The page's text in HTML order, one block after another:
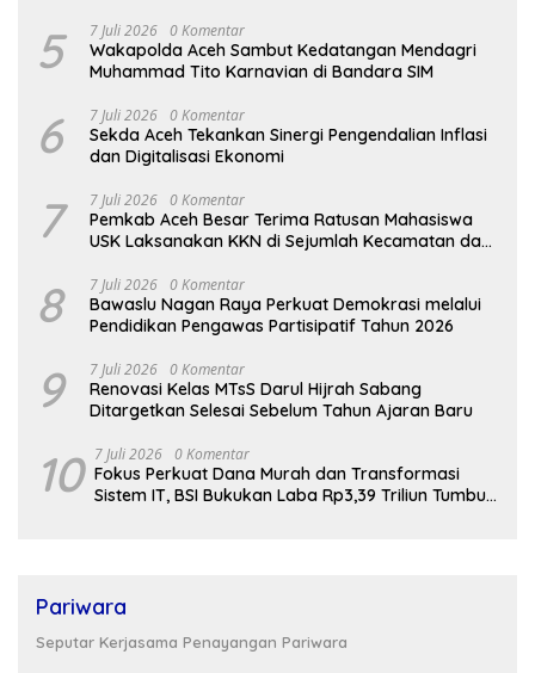
5 7 Juli 2026 0 Komentar
Wakapolda Aceh Sambut Kedatangan Mendagri
Muhammad Tito Karnavian di Bandara SIM
6 7 Juli 2026 0 Komentar
Sekda Aceh Tekankan Sinergi Pengendalian Inflasi
dan Digitalisasi Ekonomi
7 7 Juli 2026 0 Komentar
Pemkab Aceh Besar Terima Ratusan Mahasiswa
USK Laksanakan KKN di Sejumlah Kecamatan dan
8 7 Juli 2026 0 Komentar
Bawaslu Nagan Raya Perkuat Demokrasi melalui
Pendidikan Pengawas Partisipatif Tahun 2026
9 7 Juli 2026 0 Komentar
Renovasi Kelas MTsS Darul Hijrah Sabang
Ditargetkan Selesai Sebelum Tahun Ajaran Baru
10 7 Juli 2026 0 Komentar
Fokus Perkuat Dana Murah dan Transformasi
Sistem IT, BSI Bukukan Laba Rp3,39 Triliun Tumbuh
Pariwara
Seputar Kerjasama Penayangan Pariwara